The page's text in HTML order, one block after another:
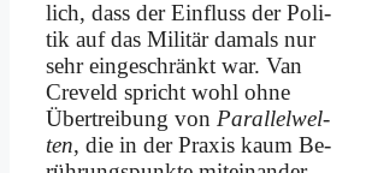
lich, dass der Ein­fluss der Po­li­
tik auf das Mi­li­tär da­mals nur
sehr ein­ge­schränkt war. Van
Cre­veld spricht wohl oh­ne
Über­trei­bung von Par­al­lel­wel­
ten, die in der Pra­xis kaum Be­